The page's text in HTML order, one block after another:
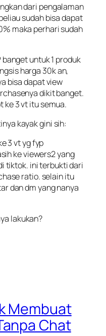
dari pengalaman
sudah bisa dapat
maka perhari sudah
banget untuk 1 produk
harga 30k an,
bisa dapat view
dikit banget.
ke 3 vt itu semua.
kayak gini sih:
3 vt yg fyp
ke viewers2 yang
tiktok. ini terbukti dari
ratio. selain itu
dan dm yang nanya
lakukan?
Membuat
Chat